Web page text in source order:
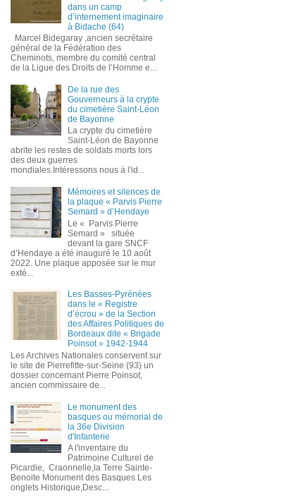
dans un camp
d’internement imaginaire
à Bidache (64)
Marcel Bidegaray ,ancien secrétaire
général de la Fédération des
Cheminots, membre du comité central
de la Ligue des Droits de l’Homme e...
De la rue des
Gouverneurs à la crypte
du cimetière Saint-Léon
de Bayonne
La crypte du cimetière
Saint-Léon de Bayonne
abrite les restes de soldats morts lors
des deux guerres
mondiales.Intéressons nous à l'id...
Mémoires et silences de
la plaque « Parvis Pierre
Semard » d’Hendaye
Le « Parvis Pierre
Semard » située
devant la gare SNCF
d’Hendaye a été inauguré le 10 août
2022. Une plaque apposée sur le mur
exté...
Les Basses-Pyrénées
dans le « Registre
d’écrou » de la Section
des Affaires Politiques de
Bordeaux dite « Brigade
Poinsot » 1942-1944
Les Archives Nationales conservent sur
le site de Pierrefitte-sur-Seine (93) un
dossier concernant Pierre Poinsot,
ancien commissaire de...
Le monument des
basques ou mémorial de
la 36e Division
d'Infanterie
A l'inventaire du
Patrimoine Culturel de
Picardie, Craonnelle,la Terre Sainte-
Benoite Monument des Basques Les
onglets Historique,Desc...